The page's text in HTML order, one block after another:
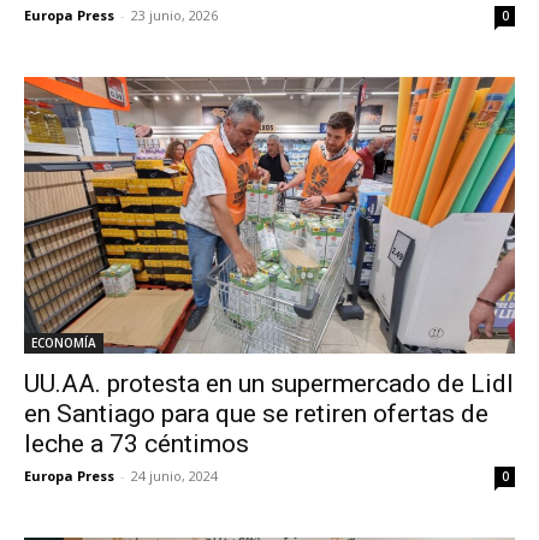
Europa Press - 23 junio, 2026 0
ECONOMÍA
UU.AA. protesta en un supermercado de Lidl
en Santiago para que se retiren ofertas de
leche a 73 céntimos
Europa Press - 24 junio, 2024 0